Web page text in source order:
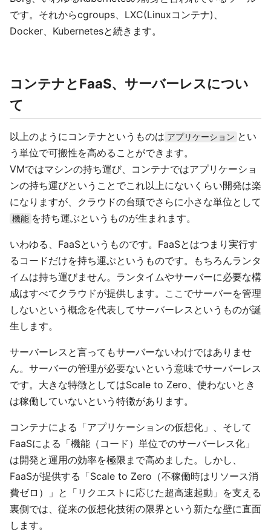
です。それからcgroups、LXC(Linuxコンテナ)、
Docker、Kubernetesと続きます。
コンテナとFaaS、サーバーレスについ
て
以上のようにコンテナというものは アプリケーション とい
う単位で可搬性を高めることができます。
VMではマシンの持ち運び、コンテナではアプリケーショ
ンの持ち運びということでこれ以上にないくらい開発は楽
になりますが、クラウドの台頭でさらに小さな単位として
機能 を持ち運ぶというものが生まれます。
いわゆる、FaaSというものです。FaaSとはつまり実行す
るコードだけを持ち運ぶというものです。もちろんランタ
イムは持ち運びません。ランタイムやサーバーに必要な構
成はすべてクラウドが提供します。ここでサーバーを管理
しないという概念を代表してサーバーレスというものが誕
生します。
サーバーレスと言ってもサーバーないわけではありませ
ん。サーバーの管理が必要ないという意味でサーバーレス
です。大きな特徴としてはScale to Zero、使わないとき
は稼働していないという特徴があります。
コンテナによる「アプリケーションの仮想化」、そして
FaaSによる「機能（コード）単位でのサーバーレス化」
は開発と運用の効率を極限まで高めました。しかし、
FaaSが提供する「Scale to Zero（不稼働時はリソース消
費ゼロ）」と「リクエストに応じた超高速起動」を支える
裏側では、従来の仮想化技術の限界という新たな壁に直面
します。